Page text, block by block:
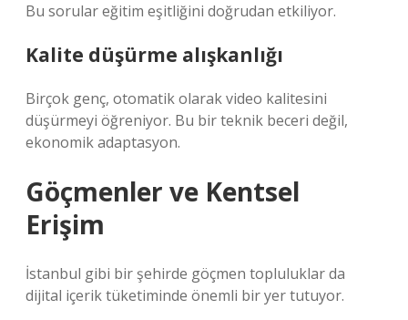
Bu sorular eğitim eşitliğini doğrudan etkiliyor.
Kalite düşürme alışkanlığı
Birçok genç, otomatik olarak video kalitesini
düşürmeyi öğreniyor. Bu bir teknik beceri değil,
ekonomik adaptasyon.
Göçmenler ve Kentsel
Erişim
İstanbul gibi bir şehirde göçmen topluluklar da
dijital içerik tüketiminde önemli bir yer tutuyor.